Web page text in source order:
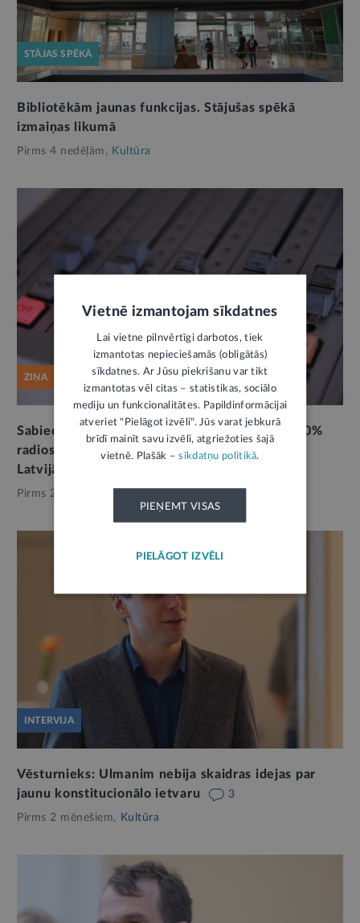
STĀJAS SPĒKĀ
Bibliotēkām jaunas funkcijas. Stājušas spēkā
izmaiņas likumā
Pirms 4 nedēļām, Kultūra
ZIŅA
Sabiedriskajā apspriešanā iecere noteikt, ka 30%
radiostacijās atskaņotās mūzikas jābūt radītai
Latvijā
Pirms 2 mēnešiem,
INTERVIJA
Vēsturnieks: Ulmanim nebija skaidras idejas par
jaunu konstitucionālo ietvaru
3
Pirms 2 mēnešiem, Kultūra
Vietnē izmantojam sīkdatnes
Lai vietne pilnvērtīgi darbotos, tiek
izmantotas nepieciešamās (obligātās)
sīkdatnes. Ar Jūsu piekrišanu var tikt
izmantotas vēl citas – statistikas, sociālo
mediju un funkcionalitātes. Papildinformācijai
atveriet "Pielāgot izvēli". Jūs varat jebkurā
brīdī mainīt savu izvēli, atgriežoties šajā
vietnē. Plašāk –sīkdatņu politikā.
PIEŅEMT VISAS
PIELĀGOT IZVĒLI